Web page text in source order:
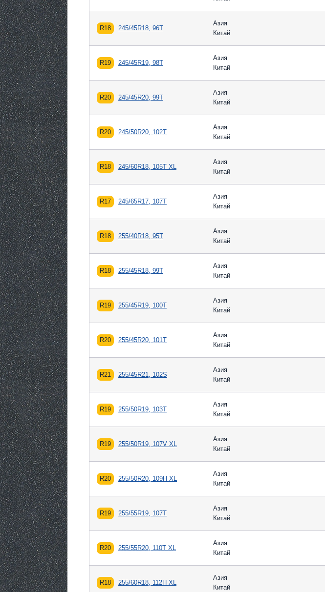
R18 245/45R18, 96T
Азия
Китай
R19 245/45R19, 98T
Азия
Китай
R20 245/45R20, 99T
Азия
Китай
R20 245/50R20, 102T
Азия
Китай
R18 245/60R18, 105T XL
Азия
Китай
R17 245/65R17, 107T
Азия
Китай
R18 255/40R18, 95T
Азия
Китай
R18 255/45R18, 99T
Азия
Китай
R19 255/45R19, 100T
Азия
Китай
R20 255/45R20, 101T
Азия
Китай
R21 255/45R21, 102S
Азия
Китай
R19 255/50R19, 103T
Азия
Китай
R19 255/50R19, 107V XL
Азия
Китай
R20 255/50R20, 109H XL
Азия
Китай
R19 255/55R19, 107T
Азия
Китай
R20 255/55R20, 110T XL
Азия
Китай
R18 255/60R18, 112H XL
Азия
Китай